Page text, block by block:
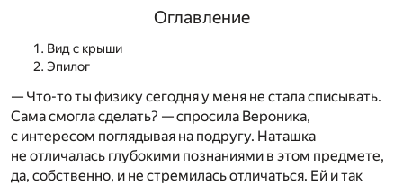
Оглавление
Вид с крыши
Эпилог
— Что-то ты физику сегодня у меня не стала списывать.
Сама смогла сделать? — спросила Вероника,
с интересом поглядывая на подругу. Наташка
не отличалась глубокими познаниями в этом предмете,
да, собственно, и не стремилась отличаться. Ей и так